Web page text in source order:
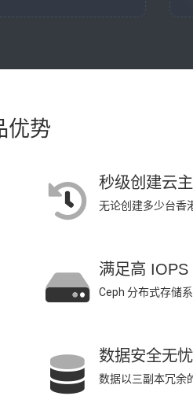
优势
秒级创建云
无论创建多少台香
满足高 IOPS
Ceph 分布式存储
数据安全无忧
数据以三副本冗余